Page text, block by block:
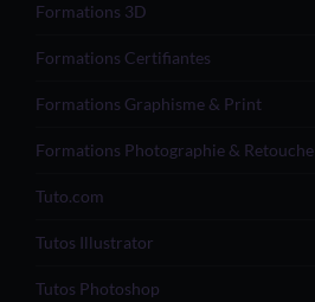
Formations 3D
Formations Certifiantes
Formations Graphisme & Print
Formations Photographie & Retouche
Tuto.com
Tutos Illustrator
Tutos Photoshop